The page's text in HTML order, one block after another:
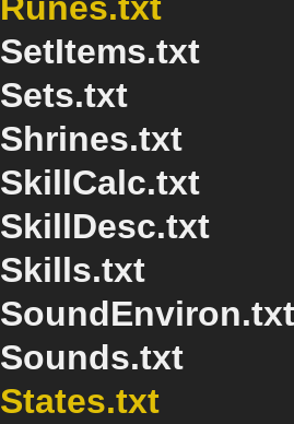
SetItems.txt
Sets.txt
Shrines.txt
SkillCalc.txt
SkillDesc.txt
Skills.txt
SoundEnviron.txt
Sounds.txt
States.txt